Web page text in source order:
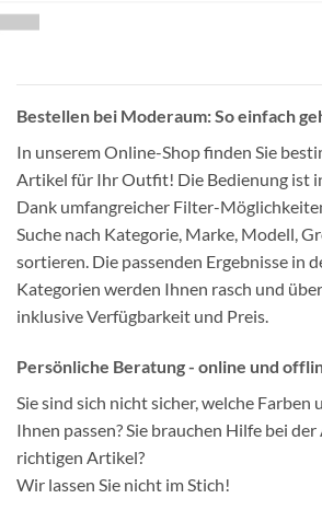
Bestellen bei Moderaum: So einfach
In unserem Online-Shop finden Sie
Artikel für Ihr Outfit! Die Bedienung ist
Dank umfangreicher Filter-
Suche nach Kategorie, Marke, Modell,
sortieren. Die passenden Ergebnisse in
Kategorien werden Ihnen rasch und
inklusive Verfügbarkeit und Preis.
Persönliche Beratung - online und
Sie sind sich nicht sicher, welche Farben
Ihnen passen? Sie brauchen Hilfe bei
richtigen Artikel?
Wir lassen Sie nicht im Stich!